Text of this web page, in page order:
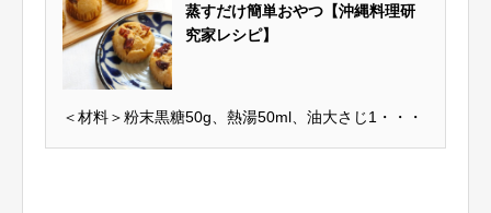
蒸すだけ簡単おやつ【沖縄料理研
究家レシピ】
＜材料＞粉末黒糖50g、熱湯50ml、油大さじ1・・・